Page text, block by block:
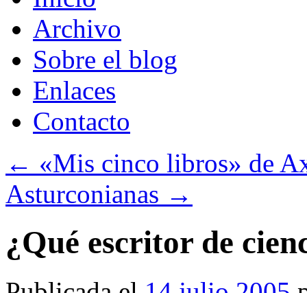
Archivo
Sobre el blog
Enlaces
Contacto
← «Mis cinco libros» de
Asturconianas →
¿Qué escritor de